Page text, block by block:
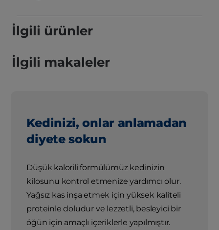
İlgili ürünler
İlgili makaleler
Kedinizi, onlar anlamadan
diyete sokun
Düşük kalorili formülümüz kedinizin
kilosunu kontrol etmenize yardımcı olur.
Yağsız kas inşa etmek için yüksek kaliteli
proteinle doludur ve lezzetli, besleyici bir
öğün için amaçlı içeriklerle yapılmıştır.